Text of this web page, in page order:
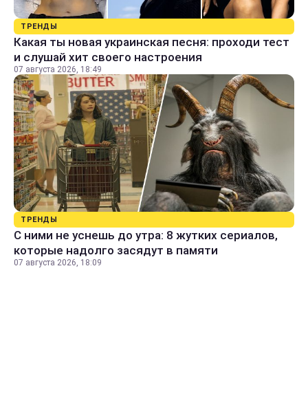
ТРЕНДЫ
Какая ты новая украинская песня: проходи тест
и слушай хит своего настроения
07 августа 2026, 18:49
ТРЕНДЫ
С ними не уснешь до утра: 8 жутких сериалов,
которые надолго засядут в памяти
07 августа 2026, 18:09